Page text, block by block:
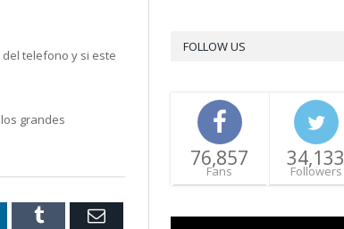
telefono y si este
grandes
Tumblr Email
FOLLOW US
76,857
Fans
34,133
Followers